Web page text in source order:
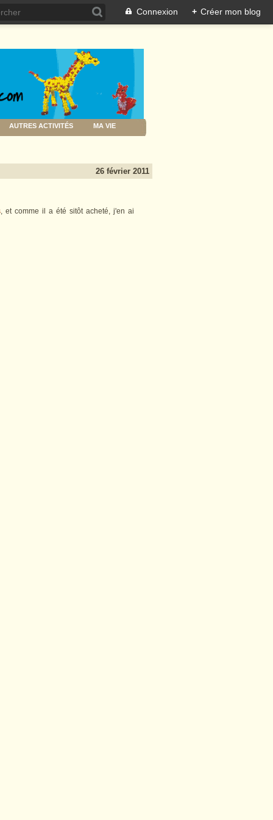
Connexion + Créer mon blog
AUTRES ACTIVITÉS MA VIE
26 février 2011
, et comme il a été sitôt acheté, j'en ai